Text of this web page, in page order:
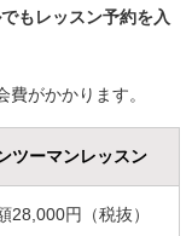
もレッスン予約を入
がかかります。
ツーマンレッスン
28,000円（税抜）